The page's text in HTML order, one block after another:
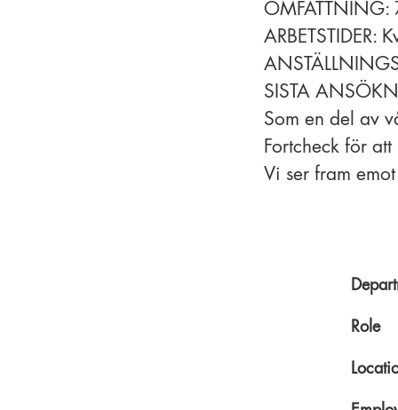
OMFATTNING:
ARBETSTIDER:
SISTA
Som en del av
Fortcheck för
Vi ser fram
Role